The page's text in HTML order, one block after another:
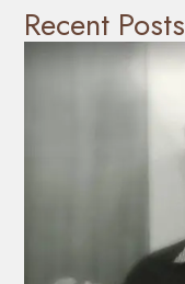
Recent Posts